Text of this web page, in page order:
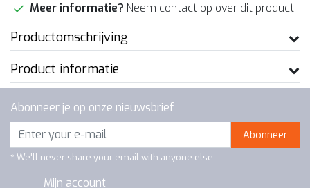
Meer informatie? Neem contact op over dit product
Productomschrijving
Product informatie
Abonneer je op onze nieuwsbrief
Abonneer
* We'll never share your email with anyone else.
Mijn account